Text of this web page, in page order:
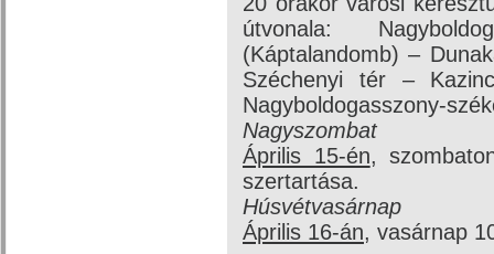
útvonala:
(Káptalandomb) –
Széchenyi tér –
Nagyboldogasszony-
Nagyszombat
Április 15-én,
szertartása.
Húsvétvasárnap
Április 16-án, vasárnap